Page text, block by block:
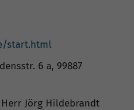
start.html
6 a, 99887
Jörg Hildebrandt